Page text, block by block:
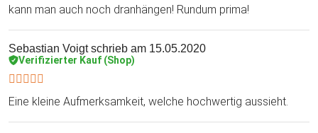
kann man auch noch dranhängen! Rundum prima!
Sebastian Voigtschrieb am 15.05.2020
Verifizierter Kauf (Shop)
Eine kleine Aufmerksamkeit, welche hochwertig aussieht.